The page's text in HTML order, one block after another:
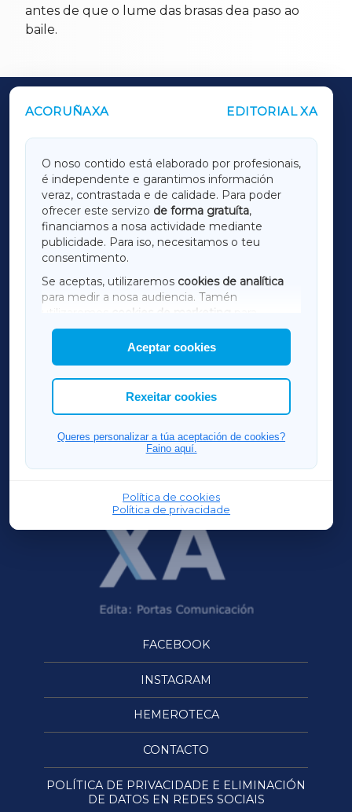
antes de que o lume das brasas dea paso ao
baile.
ACORUÑAXA EDITORIAL XA
O noso contido está elaborado por profesionais,
é independente e garantimos información
veraz, contrastada e de calidade. Para poder
ofrecer este servizo de forma gratuíta,
financiamos a nosa actividade mediante
publicidade. Para iso, necesitamos o teu
consentimento.
Se aceptas, utilizaremos cookies de analítica
para medir a nosa audiencia. Tamén
utilizaremos
cookies de marketing
mostrar publicidade de terceiros.
Así mesmo, podes personalizar a elección das
cookies que desexas permitir.
Aceptar cookies
Rexeitar cookies
Queres personalizar a túa aceptación de cookies?
Faino aquí.
Política de cookies
Política de privacidade
OUTROS PERIÓDICOS
LUGOXA
TERRACHAXA
AMARIÑAXA
RIBEIRASACRAXA
ACORUÑAXA
FERROLXA
OURENSEXA
FACEBOOK
INSTAGRAM
HEMEROTECA
CONTACTO
POLÍTICA DE PRIVACIDADE E ELIMINACIÓN
DE DATOS EN REDES SOCIAIS